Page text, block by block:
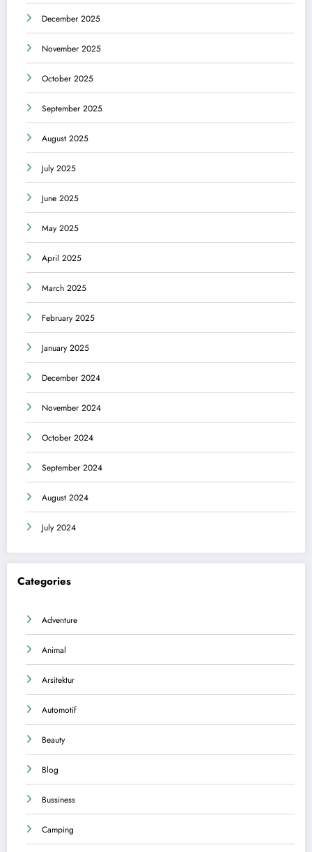
December 2025
November 2025
October 2025
September 2025
August 2025
July 2025
June 2025
May 2025
April 2025
March 2025
February 2025
January 2025
December 2024
November 2024
October 2024
September 2024
August 2024
July 2024
Categories
Adventure
Animal
Arsitektur
Automotif
Beauty
Blog
Bussiness
Camping